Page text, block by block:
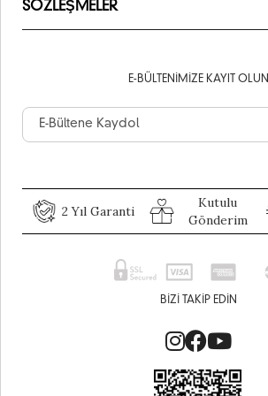
SÖZLEŞMELER
E-BÜLTENIMIZE KAYIT OLUN
2 Yıl Garanti
Kutulu
Gönderim
BIZI TAKIP EDIN